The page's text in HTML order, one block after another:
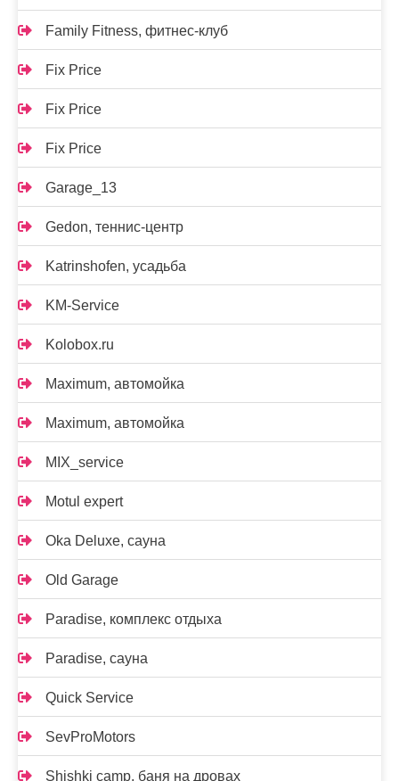
Family Fitness, фитнес-клуб
Fix Price
Fix Price
Fix Price
Garage_13
Gedon, теннис-центр
Katrinshofen, усадьба
KM-Service
Kolobox.ru
Maximum, автомойка
Maximum, автомойка
MIX_service
Motul expert
Oka Deluxe, сауна
Old Garage
Paradise, комплекс отдыха
Paradise, сауна
Quick Service
SevProMotors
Shishki camp, баня на дровах